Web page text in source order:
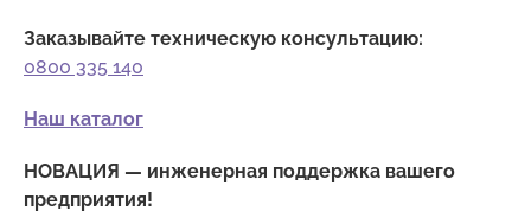
Заказывайте техническую консультацию:
0800 335 140
Наш каталог
НОВАЦИЯ — инженерная поддержка вашего
предприятия!